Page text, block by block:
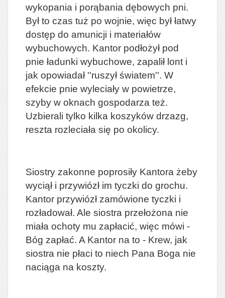
wykopania i porąbania dębowych pni.
Był to czas tuż po wojnie, więc był łatwy
dostęp do amunicji i materiałów
wybuchowych. Kantor podłożył pod
pnie ładunki wybuchowe, zapalił lont i
jak opowiadał ''ruszył światem''. W
efekcie pnie wyleciały w powietrze,
szyby w oknach gospodarza też.
Uzbierali tylko kilka koszyków drzazg,
reszta rozleciała się po okolicy.
Siostry zakonne poprosiły Kantora żeby
wyciął i przywiózł im tyczki do grochu.
Kantor przywiózł zamówione tyczki i
rozładował. Ale siostra przełożona nie
miała ochoty mu zapłacić, więc mówi -
Bóg zapłać. A Kantor na to - Krew, jak
siostra nie płaci to niech Pana Boga nie
naciąga na koszty.